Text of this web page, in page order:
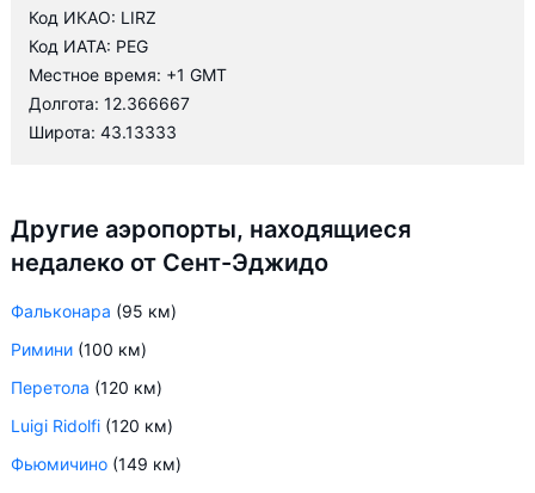
Код ИКАО: LIRZ
Код ИАТА: PEG
Местное время: +1 GMT
Долгота: 12.366667
Широта: 43.13333
Другие аэропорты, находящиеся
недалеко от Сент-Эджидо
Фальконара (95 км)
Римини (100 км)
Перетола (120 км)
Luigi Ridolfi (120 км)
Фьюмичино (149 км)